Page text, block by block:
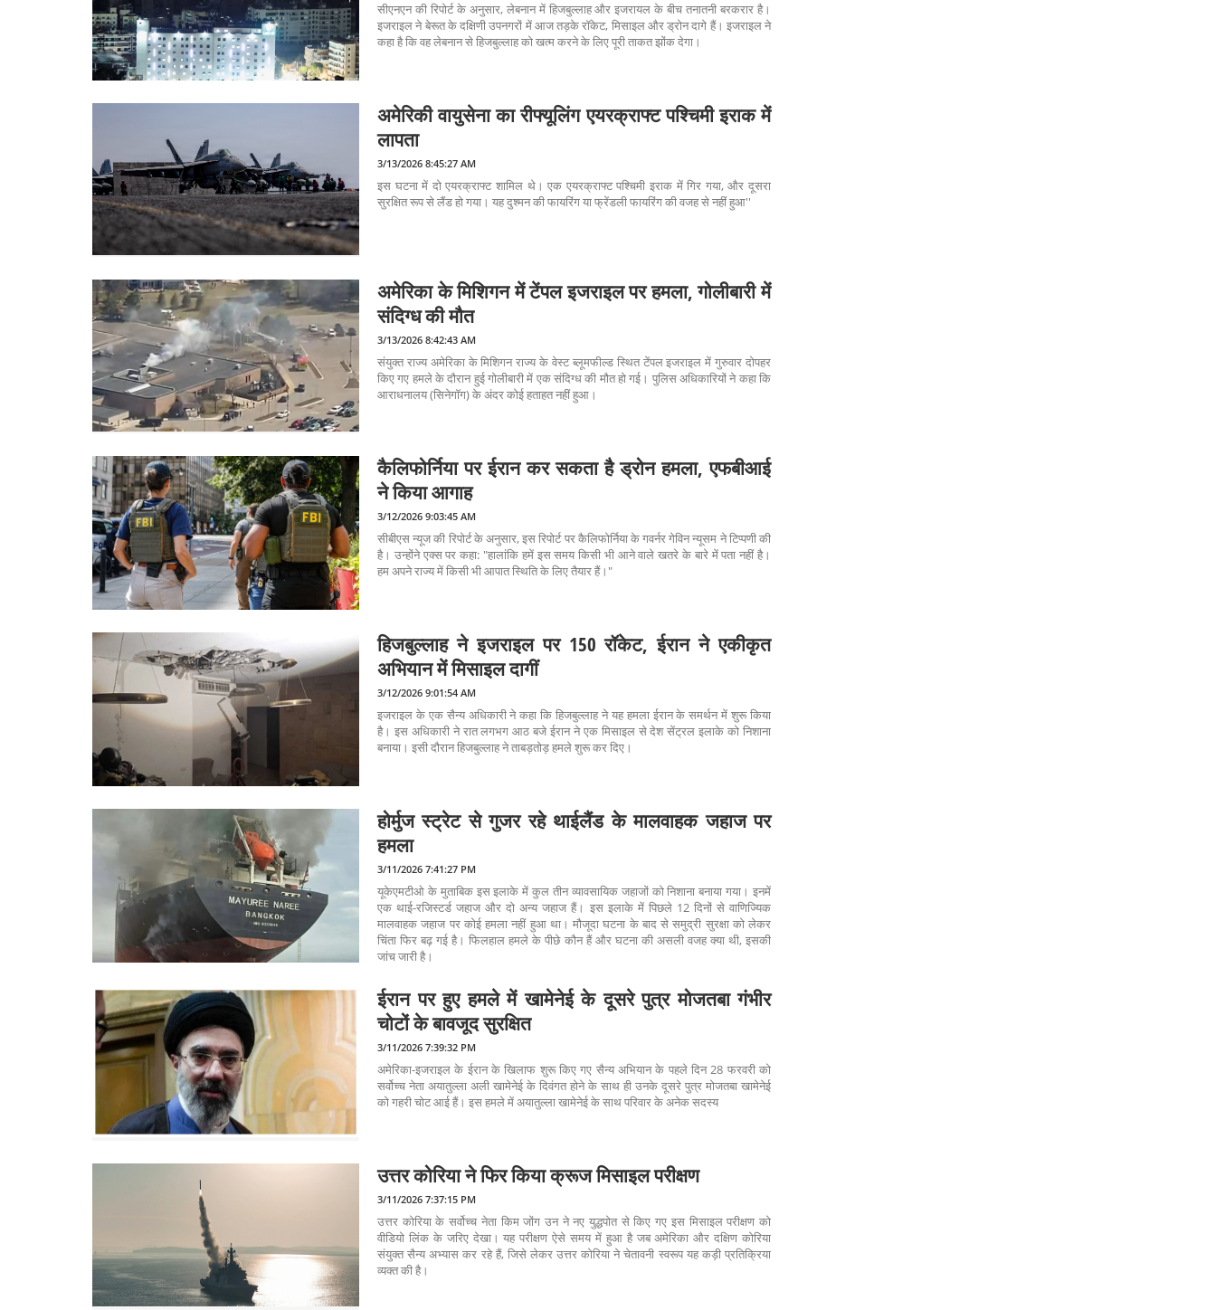
सीएनएन की रिपोर्ट के अनुसार, लेबनान में हिजबुल्लाह और इजरायल के बीच तनातनी बरकरार है।
इजराइल ने बेरूत के दक्षिणी उपनगरों में आज तड़के रॉकेट, मिसाइल और ड्रोन दागे हैं। इजराइल ने
कहा है कि वह लेबनान से हिजबुल्लाह को खत्म करने के लिए पूरी ताकत झोंक देगा।
अमेरिकी वायुसेना का रीफ्यूलिंग एयरक्राफ्ट पश्चिमी इराक में
लापता
3/13/2026 8:45:27 AM
इस घटना में दो एयरक्राफ्ट शामिल थे। एक एयरक्राफ्ट पश्चिमी इराक में गिर गया, और दूसरा
सुरक्षित रूप से लैंड हो गया। यह दुश्मन की फायरिंग या फ्रेंडली फायरिंग की वजह से नहीं हुआ''
अमेरिका के मिशिगन में टेंपल इजराइल पर हमला, गोलीबारी में
संदिग्ध की मौत
3/13/2026 8:42:43 AM
संयुक्त राज्य अमेरिका के मिशिगन राज्य के वेस्ट ब्लूमफील्ड स्थित टेंपल इजराइल में गुरुवार दोपहर
किए गए हमले के दौरान हुई गोलीबारी में एक संदिग्ध की मौत हो गई। पुलिस अधिकारियों ने कहा कि
आराधनालय (सिनेगॉग) के अंदर कोई हताहत नहीं हुआ।
कैलिफोर्निया पर ईरान कर सकता है ड्रोन हमला, एफबीआई
ने किया आगाह
3/12/2026 9:03:45 AM
सीबीएस न्यूज की रिपोर्ट के अनुसार, इस रिपोर्ट पर कैलिफोर्निया के गवर्नर गेविन न्यूसम ने टिप्पणी की
है। उन्होंने एक्स पर कहा: "हालांकि हमें इस समय किसी भी आने वाले खतरे के बारे में पता नहीं है।
हम अपने राज्य में किसी भी आपात स्थिति के लिए तैयार हैं।"
हिजबुल्लाह ने इजराइल पर 150 रॉकेट, ईरान ने एकीकृत
अभियान में मिसाइल दागीं
3/12/2026 9:01:54 AM
इजराइल के एक सैन्य अधिकारी ने कहा कि हिजबुल्लाह ने यह हमला ईरान के समर्थन में शुरू किया
है। इस अधिकारी ने रात लगभग आठ बजे ईरान ने एक मिसाइल से देश सेंट्रल इलाके को निशाना
बनाया। इसी दौरान हिजबुल्लाह ने ताबड़तोड़ हमले शुरू कर दिए।
होर्मुज स्ट्रेट से गुजर रहे थाईलैंड के मालवाहक जहाज पर
हमला
3/11/2026 7:41:27 PM
यूकेएमटीओ के मुताबिक इस इलाके में कुल तीन व्यावसायिक जहाजों को निशाना बनाया गया। इनमें
एक थाई-रजिस्टर्ड जहाज और दो अन्य जहाज हैं। इस इलाके में पिछले 12 दिनों से वाणिज्यिक
मालवाहक जहाज पर कोई हमला नहीं हुआ था। मौजूदा घटना के बाद से समुद्री सुरक्षा को लेकर
चिंता फिर बढ़ गई है। फिलहाल हमले के पीछे कौन हैं और घटना की असली वजह क्या थी, इसकी
जांच जारी है।
ईरान पर हुए हमले में खामेनेई के दूसरे पुत्र मोजतबा गंभीर
चोटों के बावजूद सुरक्षित
3/11/2026 7:39:32 PM
अमेरिका-इजराइल के ईरान के खिलाफ शुरू किए गए सैन्य अभियान के पहले दिन 28 फरवरी को
सर्वोच्च नेता अयातुल्ला अली खामेनेई के दिवंगत होने के साथ ही उनके दूसरे पुत्र मोजतबा खामेनेई
को गहरी चोट आई हैं। इस हमले में अयातुल्ला खामेनेई के साथ परिवार के अनेक सदस्य
उत्तर कोरिया ने फिर किया क्रूज मिसाइल परीक्षण
3/11/2026 7:37:15 PM
उत्तर कोरिया के सर्वोच्च नेता किम जोंग उन ने नए युद्धपोत से किए गए इस मिसाइल परीक्षण को
वीडियो लिंक के जरिए देखा। यह परीक्षण ऐसे समय में हुआ है जब अमेरिका और दक्षिण कोरिया
संयुक्त सैन्य अभ्यास कर रहे हैं, जिसे लेकर उत्तर कोरिया ने चेतावनी स्वरूप यह कड़ी प्रतिक्रिया
व्यक्त की है।